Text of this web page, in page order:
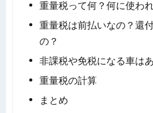
重量税って何？何に使わ
重量税は前払いなの？還
の？
非課税や免税になる車は
重量税の計算
まとめ